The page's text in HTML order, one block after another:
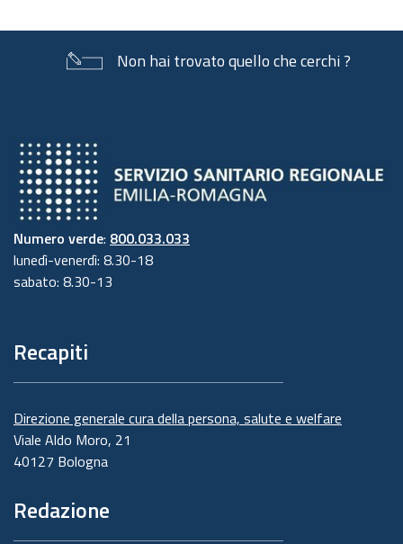
Non hai trovato quello che cerchi ?
Numero verde: 800.033.033
lunedì-venerdì: 8.30-18
sabato: 8.30-13
Recapiti
Direzione generale cura della persona, salute e welfare
Viale Aldo Moro, 21
40127 Bologna
Redazione